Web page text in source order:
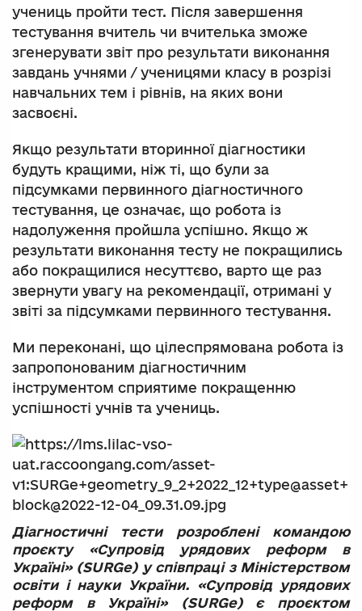
учениць пройти тест. Після завершення
тестування вчитель чи вчителька зможе
згенерувати звіт про результати виконання
завдань учнями / ученицями класу в розрізі
навчальних тем і рівнів, на яких вони
засвоєні.
Якщо результати вторинної діагностики
будуть кращими, ніж ті, що були за
підсумками первинного діагностичного
тестування, це означає, що робота із
надолуження пройшла успішно. Якщо ж
результати виконання тесту не покращились
або покращилися несуттєво, варто ще раз
звернути увагу на рекомендації, отримані у
звіті за підсумками первинного тестування.
Ми переконані, що цілеспрямована робота із
запропонованим діагностичним
інструментом сприятиме покращенню
успішності учнів та учениць.
Діагностичні тести розроблені командою
проєкту «Супровід урядових реформ в
Україні» (SURGe) у співпраці з Міністерством
освіти і науки України. «Супровід урядових
реформ в Україні» (SURGe) є проєктом